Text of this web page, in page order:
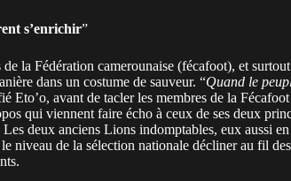
s’enrichir”
la Fédération camerounaise (fécafoot), et
dans un costume de sauveur. “Quand le
Eto’o, avant de tacler les membres de la
qui viennent faire écho à ceux de ses deux
deux anciens Lions indomptables, eux aussi
niveau de la sélection nationale décliner au fil